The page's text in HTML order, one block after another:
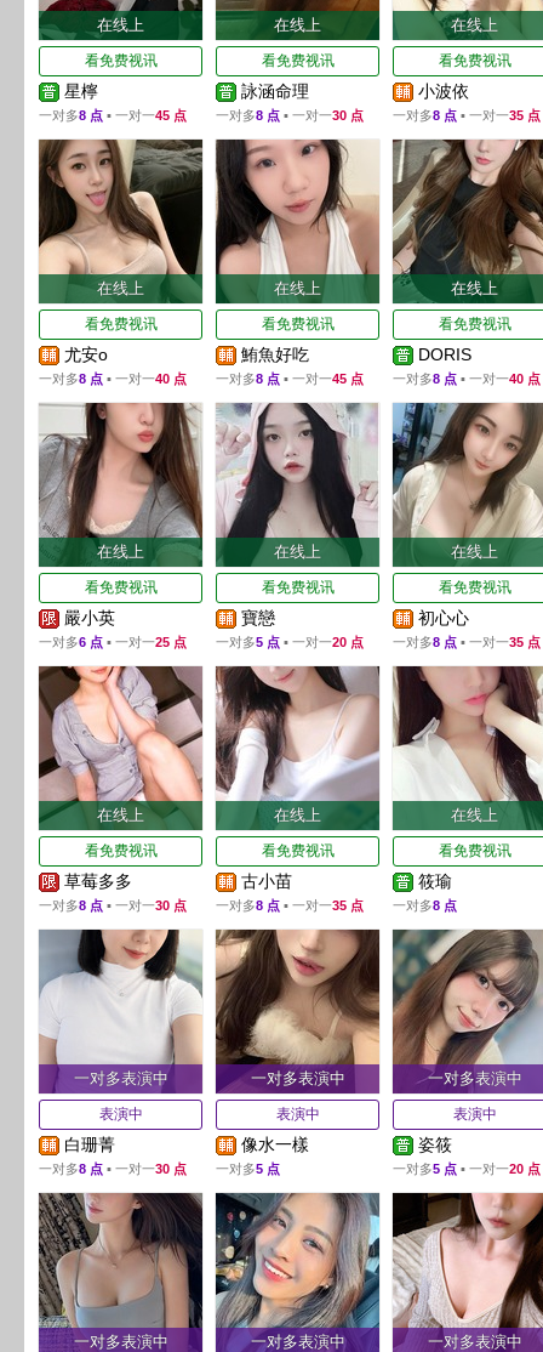
在线上
看免费视讯
星檸
一对多8 点 ▪ 一对一45 点
在线上
看免费视讯
詠涵命理
一对多8 点 ▪ 一对一30 点
在线上
看免费视讯
小波依
一对多8 点 ▪ 一对一35 点
在线上
看免费视讯
尤安o
一对多8 点 ▪ 一对一40 点
在线上
看免费视讯
鮪魚好吃
一对多8 点 ▪ 一对一45 点
在线上
看免费视讯
DORIS
一对多8 点 ▪ 一对一40 点
在线上
看免费视讯
嚴小英
一对多6 点 ▪ 一对一25 点
在线上
看免费视讯
寶戀
一对多5 点 ▪ 一对一20 点
在线上
看免费视讯
初心心
一对多8 点 ▪ 一对一35 点
在线上
看免费视讯
草莓多多
一对多8 点 ▪ 一对一30 点
在线上
看免费视讯
古小苗
一对多8 点 ▪ 一对一35 点
在线上
看免费视讯
筱瑜
一对多8 点
一对多表演中
表演中
白珊菁
一对多8 点 ▪ 一对一30 点
一对多表演中
表演中
像水一樣
一对多5 点
一对多表演中
表演中
姿筱
一对多5 点 ▪ 一对一20 点
一对多表演中 一对多表演中 一对多表演中